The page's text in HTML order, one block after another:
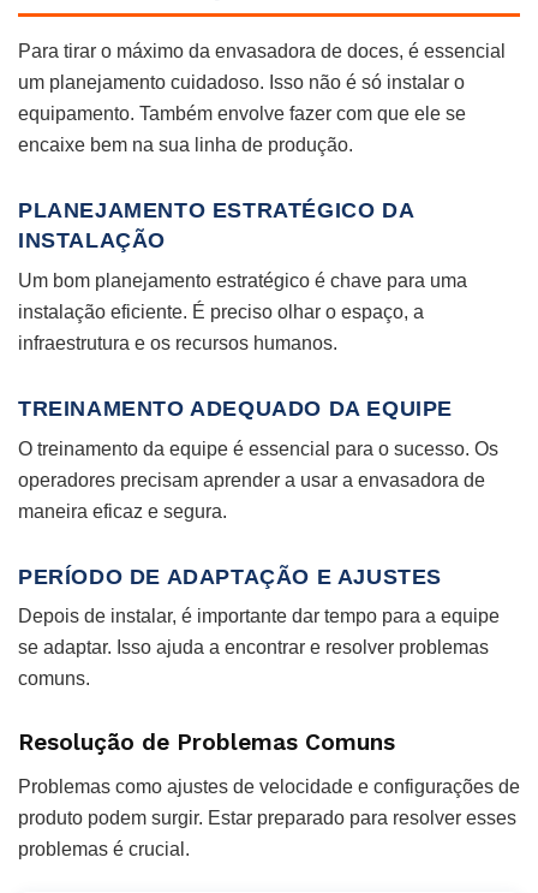
Para tirar o máximo da envasadora de doces, é essencial
um planejamento cuidadoso. Isso não é só instalar o
equipamento. Também envolve fazer com que ele se
encaixe bem na sua linha de produção.
PLANEJAMENTO ESTRATÉGICO DA
INSTALAÇÃO
Um bom planejamento estratégico é chave para uma
instalação eficiente. É preciso olhar o espaço, a
infraestrutura e os recursos humanos.
TREINAMENTO ADEQUADO DA EQUIPE
O treinamento da equipe é essencial para o sucesso. Os
operadores precisam aprender a usar a envasadora de
maneira eficaz e segura.
PERÍODO DE ADAPTAÇÃO E AJUSTES
Depois de instalar, é importante dar tempo para a equipe
se adaptar. Isso ajuda a encontrar e resolver problemas
comuns.
Resolução de Problemas Comuns
Problemas como ajustes de velocidade e configurações de
produto podem surgir. Estar preparado para resolver esses
problemas é crucial.